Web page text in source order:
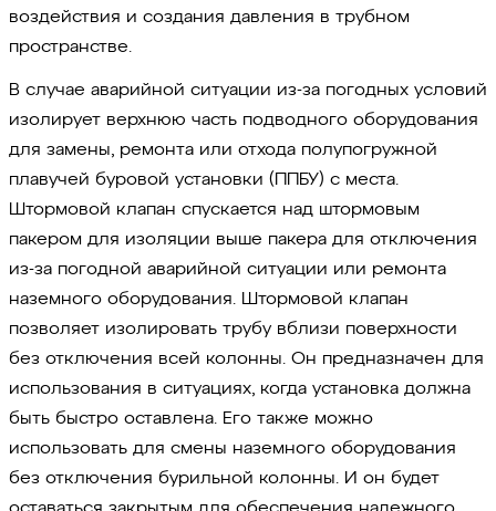
воздействия и создания давления в трубном
пространстве.
В случае аварийной ситуации из-за погодных условий
изолирует верхнюю часть подводного оборудования
для замены, ремонта или отхода полупогружной
плавучей буровой установки (ППБУ) с места.
Штормовой клапан спускается над штормовым
пакером для изоляции выше пакера для отключения
из-за погодной аварийной ситуации или ремонта
наземного оборудования. Штормовой клапан
позволяет изолировать трубу вблизи поверхности
без отключения всей колонны. Он предназначен для
использования в ситуациях, когда установка должна
быть быстро оставлена. Его также можно
использовать для смены наземного оборудования
без отключения бурильной колонны. И он будет